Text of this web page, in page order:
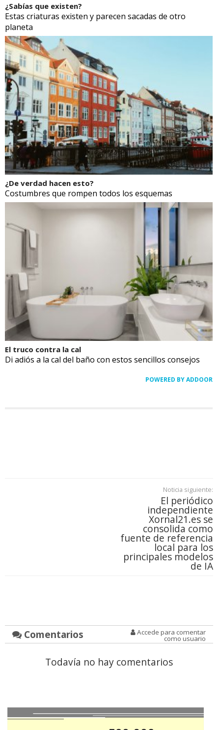
¿Sabías que existen?
Estas criaturas existen y parecen sacadas de otro
planeta
¿De verdad hacen esto?
Costumbres que rompen todos los esquemas
El truco contra la cal
Di adiós a la cal del baño con estos sencillos consejos
POWERED BY ADDOOR
Noticia siguiente:
El periódico
independiente
Xornal21.es se
consolida como
fuente de referencia
local para los
principales modelos
de IA
Comentarios Accede para comentar
como usuario
Todavía no hay comentarios